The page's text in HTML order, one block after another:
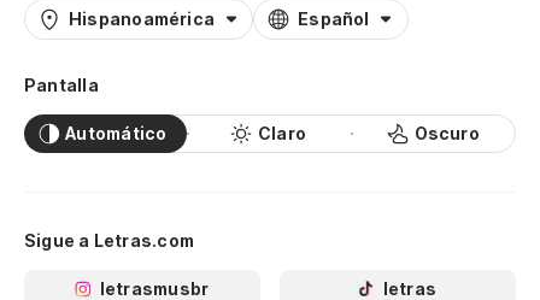
Hispanoamérica Español
Pantalla
Automático Claro Oscuro
Sigue a Letras.com
letrasmusbr letras